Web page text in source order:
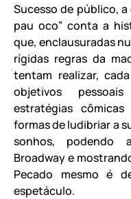
Sucesso de público, a
pau oco” conta a
que, enclausuradas
rígidas regras da
tentam realizar,
objetivos
estratégias
formas de ludibriar a
sonhos, podendo
Broadway e
Pecado mesmo é
espetáculo.